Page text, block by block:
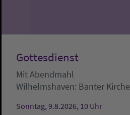
Gottesdienst
Mit Abendmahl
Wilhelmshaven: Banter Kirche
Sonntag, 9.8.2026, 10 Uhr